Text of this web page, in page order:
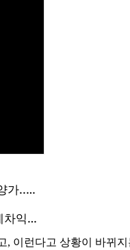
이런다고 상황이 바뀌